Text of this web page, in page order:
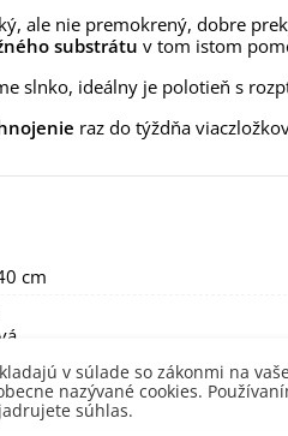
ale nie premokrený, dobre
substrátu v tom istom
slnko, ideálny je polotieň s
raz do týždňa
cm
v súlade so zákonmi na
nazývané cookies.
súhlas.